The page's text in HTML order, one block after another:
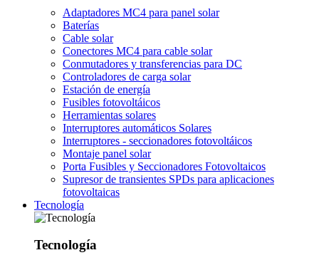
Adaptadores MC4 para panel solar
Baterías
Cable solar
Conectores MC4 para cable solar
Conmutadores y transferencias para DC
Controladores de carga solar
Estación de energía
Fusibles fotovoltáicos
Herramientas solares
Interruptores automáticos Solares
Interruptores - seccionadores fotovoltáicos
Montaje panel solar
Porta Fusibles y Seccionadores Fotovoltaicos
Supresor de transientes SPDs para aplicaciones
fotovoltaicas
Tecnología
Tecnología